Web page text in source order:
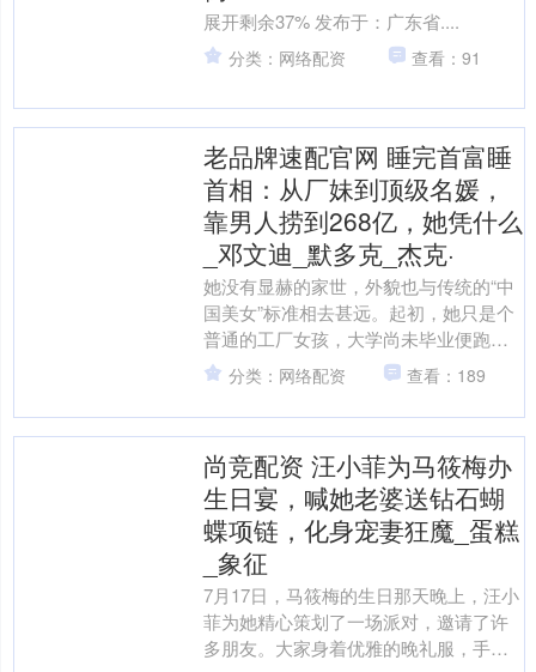
展开剩余37% 发布于：广东省....
分类：网络配资 查看：91
老品牌速配官网 睡完首富睡
首相：从厂妹到顶级名媛，
靠男人捞到268亿，她凭什么
_邓文迪_默多克_杰克·
她没有显赫的家世，外貌也与传统的“中
国美女”标准相去甚远。起初，她只是个
普通的工厂女孩，大学尚未毕业便跑去
电子厂打暑期工，完全是个地地道道
的“厂妹”。然而，正是....
分类：网络配资 查看：189
尚竞配资 汪小菲为马筱梅办
生日宴，喊她老婆送钻石蝴
蝶项链，化身宠妻狂魔_蛋糕
_象征
7月17日，马筱梅的生日那天晚上，汪小
菲为她精心策划了一场派对，邀请了许
多朋友。大家身着优雅的晚礼服，手捧